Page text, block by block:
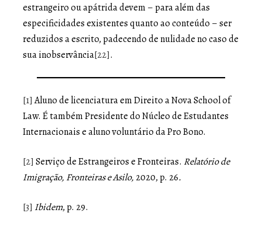
estrangeiro ou apátrida devem – para além das
especificidades existentes quanto ao conteúdo – ser
reduzidos a escrito, padecendo de nulidade no caso de
sua inobservância[22].
[1]Aluno de licenciatura em Direito a Nova School of
Law. É também Presidente do Núcleo de Estudantes
Internacionais e aluno voluntário da Pro Bono.
[2] Serviço de Estrangeiros e Fronteiras. Relatório de
Imigração, Fronteiras e Asilo, 2020, p. 26.
[3] Ibidem, p. 29.